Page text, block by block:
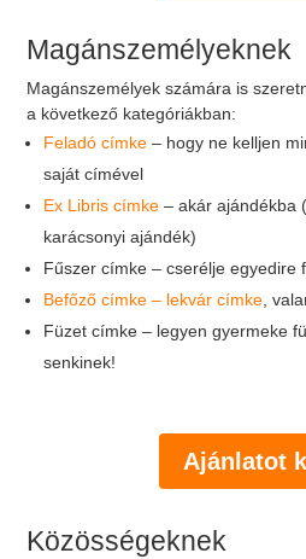
Magánszemélyeknek
Magánszemélyek számára is
a következő kategóriákban:
Feladó címke – hogy ne kelljen
saját címével
Ex Libris címke – akár ajándékba
karácsonyi ajándék)
Fűszer címke – cserélje egyedire
Befőző címke – lekvár címke ,
Füzet címke – legyen gyermeke
senkinek!
Ajánlatot
Közösségeknek